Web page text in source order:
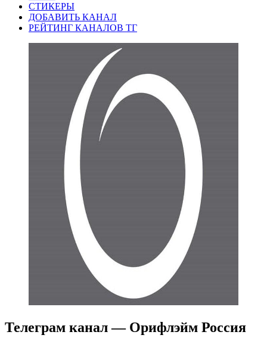
СТИКЕРЫ
ДОБАВИТЬ КАНАЛ
РЕЙТИНГ КАНАЛОВ ТГ
Телеграм канал — Орифлэйм Россия